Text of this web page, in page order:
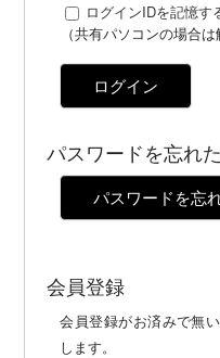
ログインIDを記憶す
（共有パソコンの場合
ログイン
パスワードを忘れ
パスワードを忘
会員登録
会員登録がお済みで無
します。